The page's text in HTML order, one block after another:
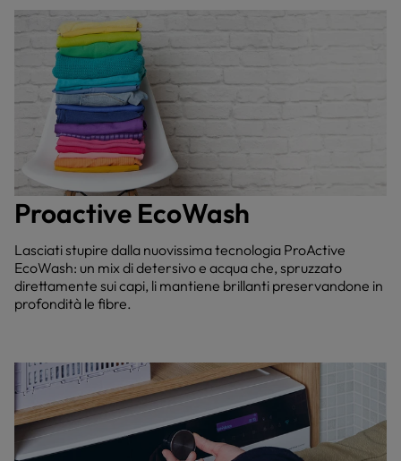
Proactive EcoWash
Lasciati stupire dalla nuovissima tecnologia ProActive
EcoWash: un mix di detersivo e acqua che, spruzzato
direttamente sui capi, li mantiene brillanti preservandone in
profondità le fibre.